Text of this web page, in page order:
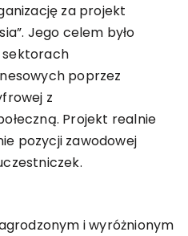
za projekt
Jego celem było
sektorach
poprzez
z
Projekt realnie
pozycji zawodowej
i wyróżnionym